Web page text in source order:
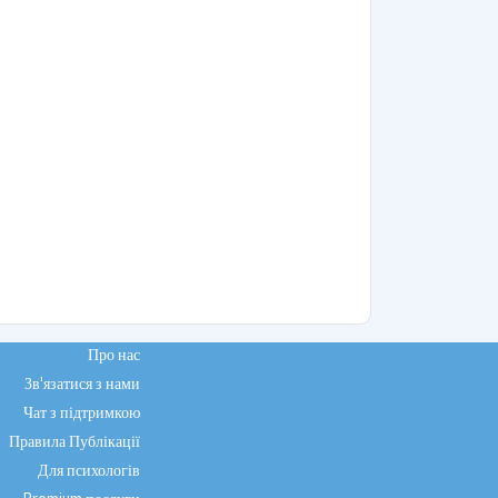
Про нас
Зв'язатися з нами
Чат з підтримкою
Правила Публікації
Для психологів